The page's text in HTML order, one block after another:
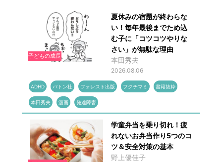
子どもの成長
夏休みの宿題が終わらな
い！毎年最後までため込
む子に「コツコツやりな
さい」が無駄な理由
本田秀夫
2026.08.06
ADHD バトン社 フォレスト出版 フクチマミ 書籍抜粋
本田秀夫 漫画 発達障害
学童弁当を乗り切れ！疲
れないお弁当作り5つのコ
ツ＆安全対策の基本
野上優佳子